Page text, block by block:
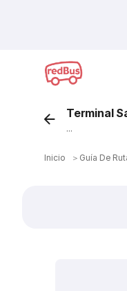
Terminal
...
Inicio ＞ Guía De